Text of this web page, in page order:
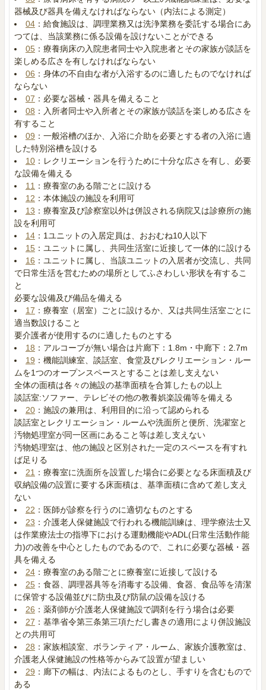
器械及び器具を備えなければならない（内法による測定）
04：給食施設は、調理業務又は洗浄業務を委託する場合にあ
つては、当該業務に係る設備を設けないことができる
05：療養病床の入院患者同士や入院患者とその家族が談話を
楽しめる広さを有しなければならない
06 ：身体の不自由な者が入浴するのに適したものでなければ
ならない
07 ：必要な器械・器具を備えること
08 ：入所者同士や入所者とその家族が談話を楽しめる広さを
有すること
09 ：一般浴槽のほか、入浴に介助を必要とする者の入浴に適
した特別浴槽を設ける
10：レクリエーションを行うために十分な広さを有し、必要
な設備を備える
11 ：療養室のある階ごとに設ける
12 ：本体施設の施設を利用可
13 ：療養室及び診察室以外は併設される病院又は診療所の施
設を利用可
14：1ユニットの入居定員は、おおむね10人以下
15：ユニットに属し、共同生活室に近接して一体的に設ける
16 ：ユニットに属し、当該ユニットの入居者が交流し、共同
で日常生活を営むための場所としてふさわしい形状を有するこ
と
必要な設備及び備品を備える
17 ：療養室（居室）ごとに設けるか、又は共同生活室ごとに
適当数設けること
要介護者が使用するのに適したものとする
18 ：アルコーブが無い場合は片廊下：1.8m・中廊下：2.7m
19 ：機能訓練室、談話室、食堂及びレクリエーション・ルー
ムを1つのオープンスペースとすることは差し支えない
全体の面積は各々の施設の基準面積を合算したもの以上
談話室:ソファー、テレビその他の教養娯楽設備等を備える
20：施設の兼用は、利用目的に沿って認められる
談話室とレクリエーション・ルームや洗面所と便所、洗濯室と
汚物処理室が同一区画にあること等は差し支えない
汚物処理室は、他の施設と区別された一定のスペースを有すれ
ば足りる
21 ：療養室に洗面所を設置した場合に必要となる床面積及び
収納設備の設置に要する床面積は、基準面積に含めて差し支え
ない
22 ：医師が診察を行うのに適切なものとする
23 ：介護老人保健施設で行われる機能訓練は、理学療法士又
は作業療法士の指導下における運動機能やADL(日常生活動作能
力)の改善を中心としたものであるので、これに必要な器械・器
具を備える
24：療養室のある階ごとに療養室に近接して設ける
25：食器、調理器具等を消毒する設備、食器、食品等を清潔
に保管する設備並びに防虫及び防鼠の設備を設ける
26 ：薬剤師が介護老人保健施設で調剤を行う場合は必要
27 ：基準省令第三条第三項ただし書きの適用により併設施設
との共用可
28 ：家族相談室、ボランティア・ルーム、家族介護教室は、
介護老人保健施設の性格等からみて設置が望ましい
29 ：廊下の幅は、内法によるものとし、手すりを含むもので
ある